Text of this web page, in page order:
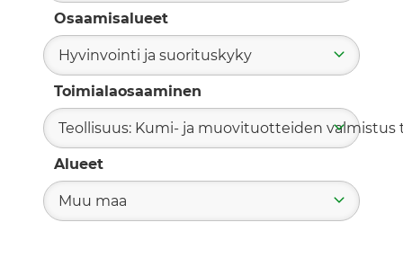
Osaamisalueet
Hyvinvointi ja suorituskyky
Toimialaosaaminen
Teollisuus: Kumi- ja muovituotteiden valmistus
Alueet
Muu maa